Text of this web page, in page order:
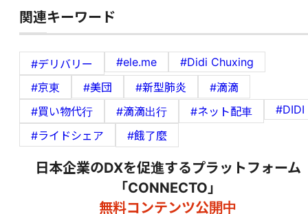
関連キーワード
#デリバリー #ele.me
#Didi Chuxing
#京東
#美団 #新型肺炎
#滴滴
#買い物代行
#滴滴出行 #ネット配車
#DIDI
#ライドシェア
#餓了麼
日本企業のDXを促進するプラットフォーム
「CONNECTO」
無料コンテンツ公開中